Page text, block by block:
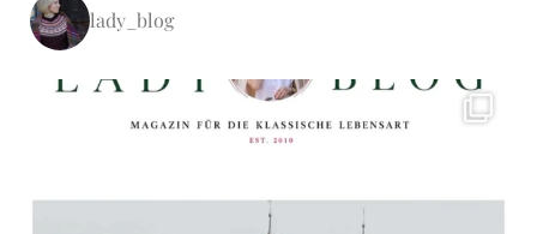
lady_blog